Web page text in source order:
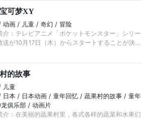
可梦XY
动画 / 儿童 / 奇幻 / 冒险
介：テレビアニメ「ポケットモンスター」シリー
送が10月17日（木）からスタートすることが決定
的故事
儿童
日本 / 日本动画 / 童年回忆 / 蔬果村的故事 / 童年
俱乐部 / 动画片
介：在美丽的蔬果村里，各式各样的蔬菜和水果们